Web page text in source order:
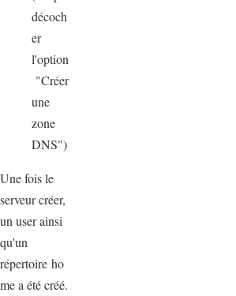
décoch
er
l'option
"Créer
une
zone
DNS")
Unefoisle
serveurcréer,
un userainsi
qu'un
répertoire ho
me a étécréé.